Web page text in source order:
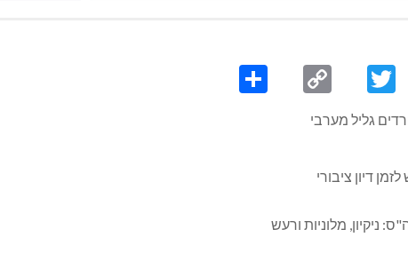
Twitter
Copy
גליל מערבי
דיון ציבורי